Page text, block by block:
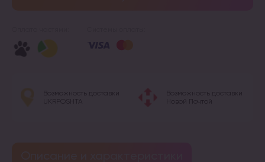
Возможность доставки
UKRPOSHTA
Возможность доставки
Новой Почтой